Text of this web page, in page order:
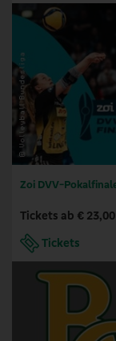
Zoi DVV-
Tickets ab € 23,00
Tickets